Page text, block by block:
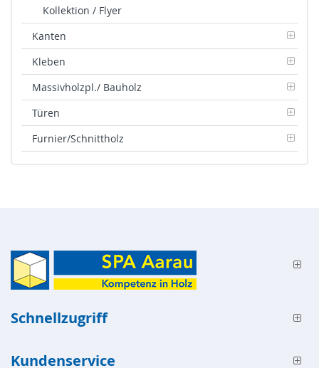
Kollektion / Flyer
Kanten
Kleben
Massivholzpl./ Bauholz
Türen
Furnier/Schnittholz
Schnellzugriff
Kundenservice